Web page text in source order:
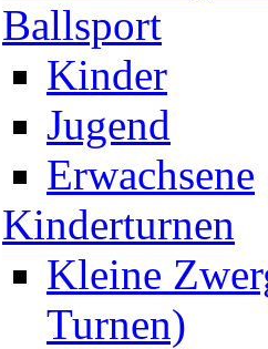
Ballsport
Kinder
Jugend
Erwachsene
Kinderturnen
Kleine
Turnen)